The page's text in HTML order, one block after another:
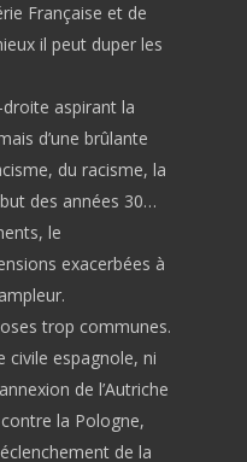
Française et de
il peut duper les
aspirant la
d’une brûlante
du racisme, la
des années 30…
le
exacerbées à
trop communes.
civile espagnole, ni
de l’Autriche
la Pologne,
de la